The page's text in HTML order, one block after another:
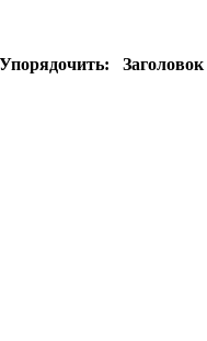
Упорядочить: Заголовок